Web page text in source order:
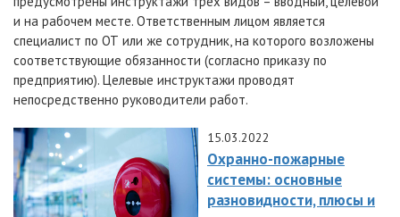
и на рабочем месте. Ответственным лицом является
специалист по ОТ или же сотрудник, на которого возложены
соответствующие обязанности (согласно приказу по
предприятию). Целевые инструктажи проводят
непосредственно руководители работ.
15.03.2022
Охранно-пожарные
системы: основные
разновидности, плюсы и